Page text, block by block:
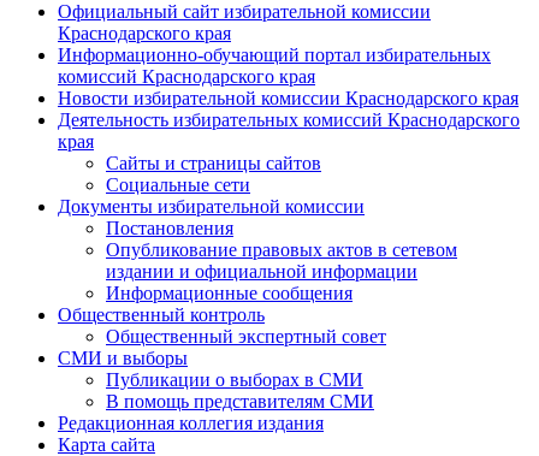
Официальный сайт избирательной комиссии
Краснодарского края
Информационно-обучающий портал избирательных
комиссий Краснодарского края
Новости избирательной комиссии Краснодарского края
Деятельность избирательных комиссий Краснодарского
края
Сайты и страницы сайтов
Социальные сети
Документы избирательной комиссии
Постановления
Опубликование правовых актов в сетевом
издании и официальной информации
Информационные сообщения
Общественный контроль
Общественный экспертный совет
СМИ и выборы
Публикации о выборах в СМИ
В помощь представителям СМИ
Редакционная коллегия издания
Карта сайта